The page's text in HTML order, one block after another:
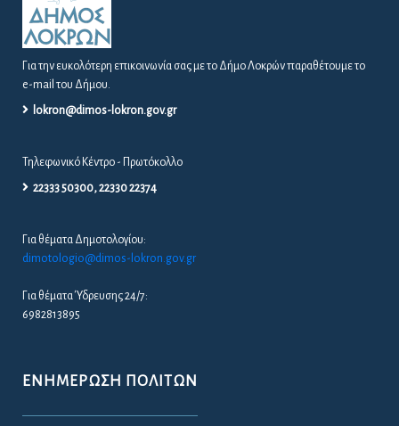
Για την ευκολότερη επικοινωνία σας με το Δήμο Λοκρών παραθέτουμε το
e-mail του Δήμου.
lokron@dimos-lokron.gov.gr
Τηλεφωνικό Κέντρο - Πρωτόκολλο
22333 50300, 22330 22374
Για θέματα Δημοτολογίου:
dimotologio@dimos-lokron.gov.gr
Για θέματα Ύδρευσης 24/7:
6982813895
ΕΝΗΜΈΡΩΣΗ ΠΟΛΙΤΏΝ